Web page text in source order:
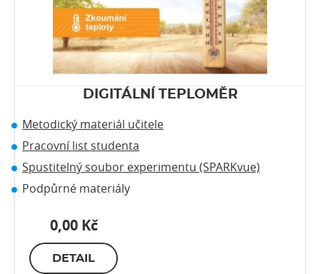
DIGITÁLNÍ TEPLOMĚR
Metodický materiál učitele
Pracovní list studenta
Spustitelný soubor experimentu (SPARKvue)
Podpůrné materiály
0,00 Kč
DETAIL